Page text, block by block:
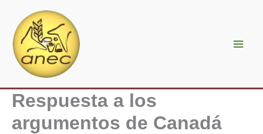
contenido
Respuesta a los
argumentos de Canadá